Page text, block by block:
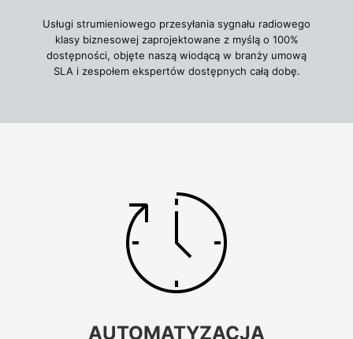
Usługi strumieniowego przesyłania sygnału radiowego
klasy biznesowej zaprojektowane z myślą o 100%
dostępności, objęte naszą wiodącą w branży umową
SLA i zespołem ekspertów dostępnych całą dobę.
AUTOMATYZACJA